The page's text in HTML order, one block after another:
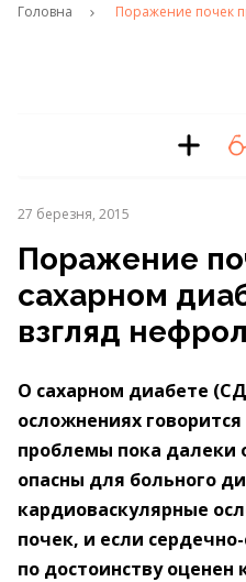
Головна Поражение почек
27 березня, 2015
Поражение
сахарном
взгляд
О сахарном диабете
осложнениях
проблемы пока далеки
опасны для больного
кардиоваскулярные
почек, и если
по достоинству оценен